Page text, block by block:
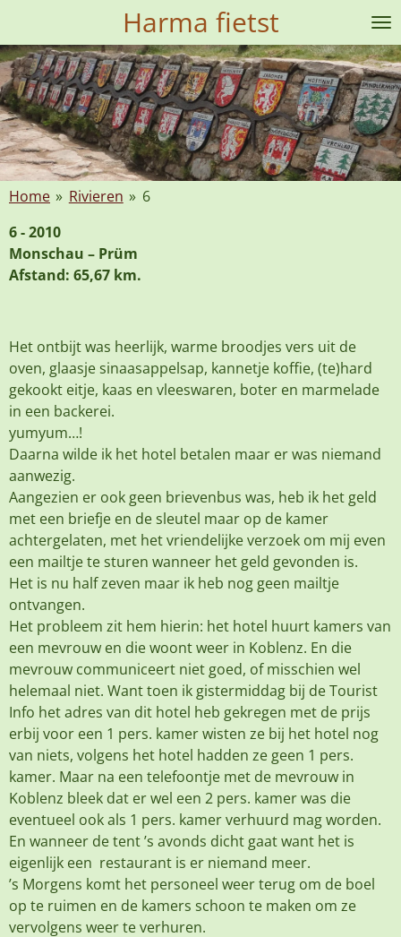
naar
de
hoofdinhoud
Harma fietst
Home » Rivieren » 6
6 - 2010
Monschau – Prüm
Afstand: 65,67 km.
Het ontbijt was heerlijk, warme broodjes vers uit de
oven, glaasje sinaasappelsap, kannetje koffie, (te)hard
gekookt eitje, kaas en vleeswaren, boter en marmelade
in een backerei.
yumyum…!
Daarna wilde ik het hotel betalen maar er was niemand
aanwezig.
Aangezien er ook geen brievenbus was, heb ik het geld
met een briefje en de sleutel maar op de kamer
achtergelaten, met het vriendelijke verzoek om mij even
een mailtje te sturen wanneer het geld gevonden is.
Het is nu half zeven maar ik heb nog geen mailtje
ontvangen.
Het probleem zit hem hierin: het hotel huurt kamers van
een mevrouw en die woont weer in Koblenz. En die
mevrouw communiceert niet goed, of misschien wel
helemaal niet. Want toen ik gistermiddag bij de Tourist
Info het adres van dit hotel heb gekregen met de prijs
erbij voor een 1 pers. kamer wisten ze bij het hotel nog
van niets, volgens het hotel hadden ze geen 1 pers.
kamer. Maar na een telefoontje met de mevrouw in
Koblenz bleek dat er wel een 2 pers. kamer was die
eventueel ook als 1 pers. kamer verhuurd mag worden.
En wanneer de tent ’s avonds dicht gaat want het is
eigenlijk een restaurant is er niemand meer.
’s Morgens komt het personeel weer terug om de boel
op te ruimen en de kamers schoon te maken om ze
vervolgens weer te verhuren.